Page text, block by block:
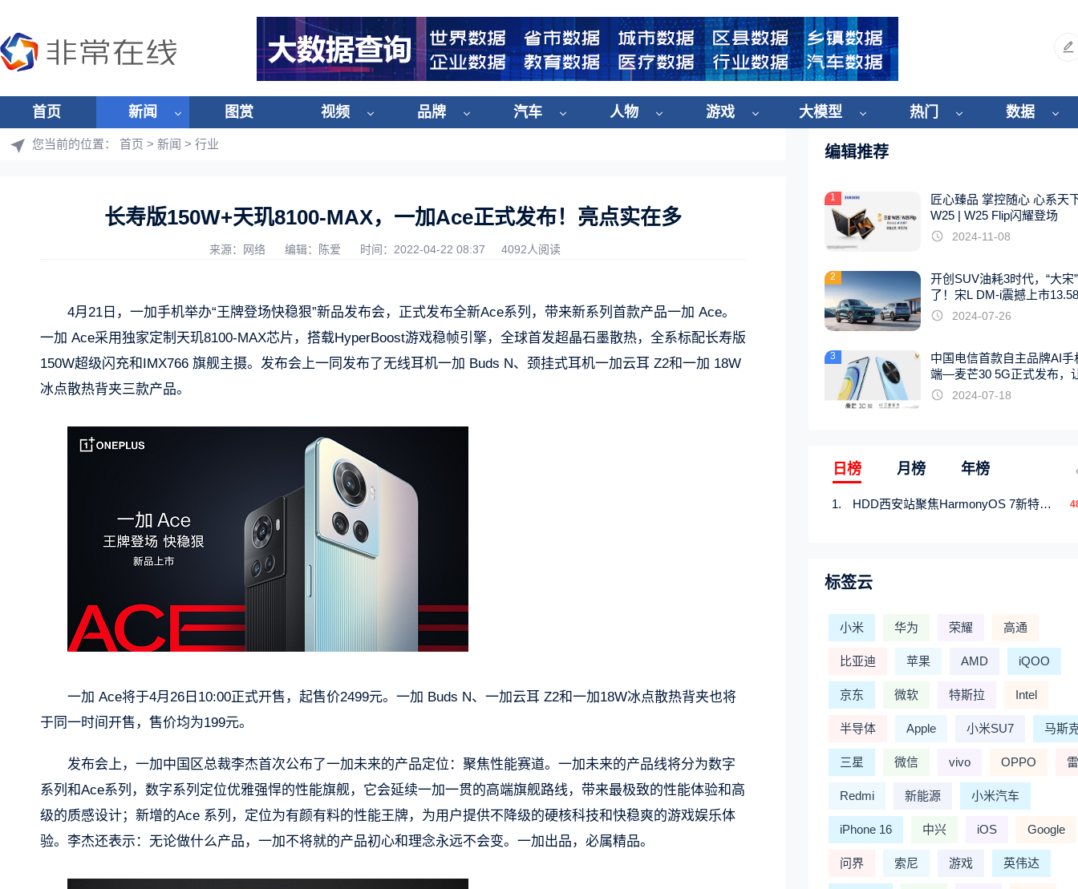
首页 新闻 图赏 视频 品牌 汽车 人物 游戏 大模型 热门 数据
您当前的位置： 首页 > 新闻 > 行业
长寿版150W+天玑8100-MAX，一加Ace正式发布！亮点实在多
来源：网络 编辑：陈爱 时间：2022-04-22 08:37 4092人阅读
4月21日，一加手机举办“王牌登场快稳狠”新品发布会，正式发布全新Ace系列，带来新系列首款产品一加 Ace。
一加 Ace采用独家定制天玑8100-MAX芯片，搭载HyperBoost游戏稳帧引擎，全球首发超晶石墨散热，全系标配长寿版
150W超级闪充和IMX766 旗舰主摄。发布会上一同发布了无线耳机一加 Buds N、颈挂式耳机一加云耳 Z2和一加 18W
冰点散热背夹三款产品。
一加 Ace将于4月26日10:00正式开售，起售价2499元。一加 Buds N、一加云耳 Z2和一加18W冰点散热背夹也将
于同一时间开售，售价均为199元。
发布会上，一加中国区总裁李杰首次公布了一加未来的产品定位：聚焦性能赛道。一加未来的产品线将分为数字
系列和Ace系列，数字系列定位优雅强悍的性能旗舰，它会延续一加一贯的高端旗舰路线，带来最极致的性能体验和高
级的质感设计；新增的Ace 系列，定位为有颜有料的性能王牌，为用户提供不降级的硬核科技和快稳爽的游戏娱乐体
验。李杰还表示：无论做什么产品，一加不将就的产品初心和理念永远不会变。一加出品，必属精品。
编辑推荐
1
匠心臻品 掌控随心 心系天
W25 | W25 Flip闪耀登场
2024-11-08
2
开创SUV油耗3时代，“大宋
了！宋L DM-i震撼上市
起
2024-07-26
3
中国电信首款自主品牌AI手
端—麦芒30 5G正式发布，
触手可及2024-07-18
日榜 月榜 年榜
HDD西安站聚焦HarmonyOS 7新特性，解锁从互联到智能的应用开发新范式
标签云
小米 华为 荣耀 高通
比亚迪 苹果 AMD iQOO
京东 微软 特斯拉 Intel
半导体 Apple 小米SU7 马斯
三星 微信 vivo OPPO
Redmi 新能源 小米汽车
iPhone 16 中兴 iOS Google
问界 索尼 游戏 英伟达